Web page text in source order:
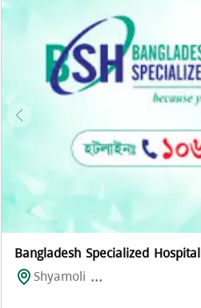
Bangladesh Specialized Hospital
Shyamoli ...